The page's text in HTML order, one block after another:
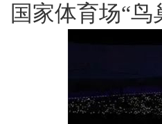
国家体育场“鸟